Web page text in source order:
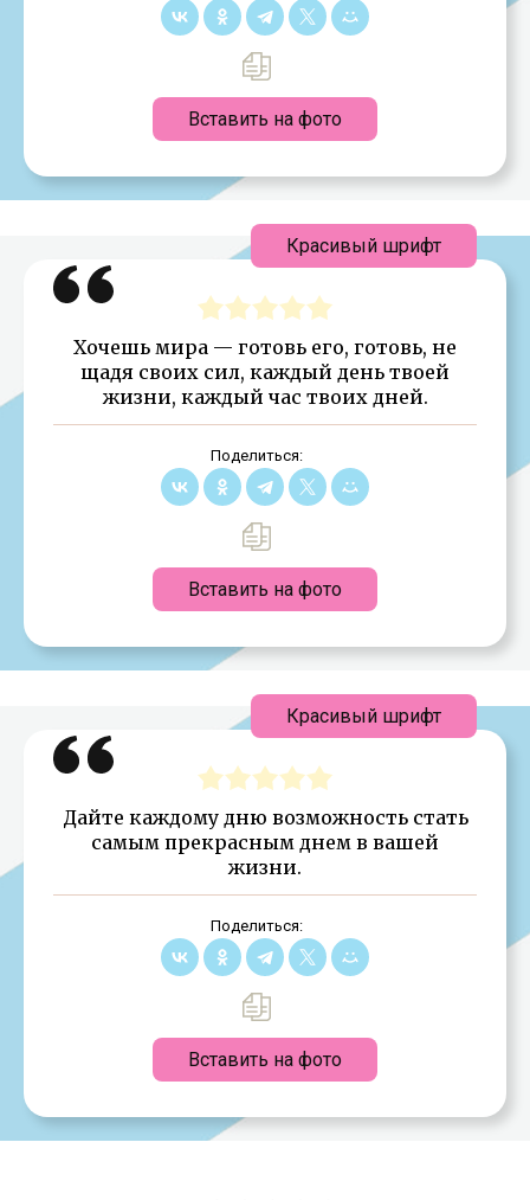
Вставить на фото
Хочешь мира — готовь его, готовь, не
щадя своих сил, каждый день твоей
жизни, каждый час твоих дней.
Поделиться:
Вставить на фото
Красивый шрифт
Дайте каждому дню возможность стать
самым прекрасным днем в вашей
жизни.
Поделиться:
Вставить на фото
Красивый шрифт